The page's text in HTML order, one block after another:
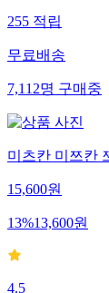
255적립
무료배송
7,112명구매중
미츠칸 미쯔칸
15,600원
13%13,600원